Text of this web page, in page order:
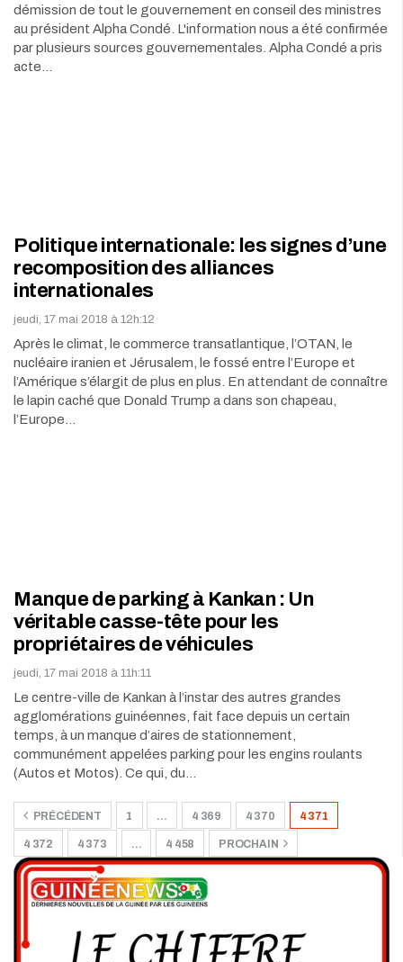
démission de tout le gouvernement en conseil des ministres
au président Alpha Condé. L'information nous a été confirmée
par plusieurs sources gouvernementales. Alpha Condé a pris
acte…
Politique internationale: les signes d’une
recomposition des alliances
internationales
jeudi, 17 mai 2018 à 12h:12
Après le climat, le commerce transatlantique, l’OTAN, le
nucléaire iranien et Jérusalem, le fossé entre l’Europe et
l’Amérique s’élargit de plus en plus. En attendant de connaître
le lapin caché que Donald Trump a dans son chapeau,
l’Europe…
Manque de parking à Kankan : Un
véritable casse-tête pour les
propriétaires de véhicules
jeudi, 17 mai 2018 à 11h:11
Le centre-ville de Kankan à l’instar des autres grandes
agglomérations guinéennes, fait face depuis un certain
temps, à un manque d’aires de stationnement,
communément appelées parking pour les engins roulants
(Autos et Motos). Ce qui, du…
PRÉCÉDENT 1 … 4 369 4 370 4 371
4 372 4 373 … 4 458 PROCHAIN